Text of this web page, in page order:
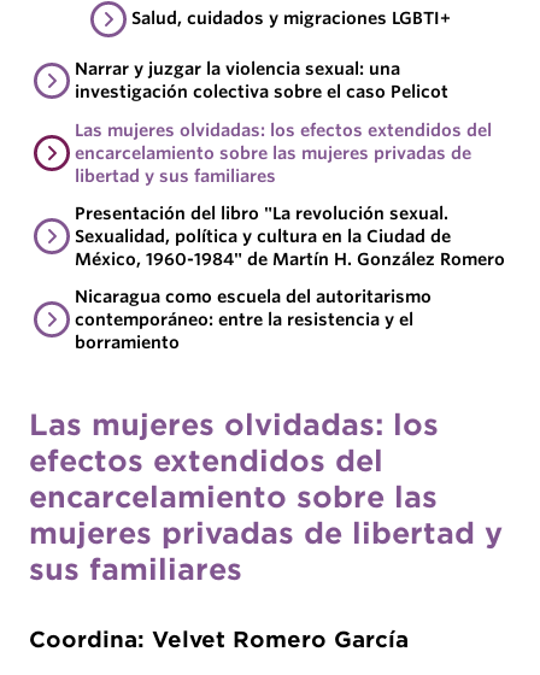
Salud, cuidados y migraciones LGBTI+
Narrar y juzgar la violencia sexual: una
investigación colectiva sobre el caso Pelicot
Las mujeres olvidadas: los efectos extendidos del
encarcelamiento sobre las mujeres privadas de
libertad y sus familiares
Presentación del libro "La revolución sexual.
Sexualidad, política y cultura en la Ciudad de
México, 1960-1984" de Martín H. González Romero
Nicaragua como escuela del autoritarismo
contemporáneo: entre la resistencia y el
borramiento
Las mujeres olvidadas: los
efectos extendidos del
encarcelamiento sobre las
mujeres privadas de libertad y
sus familiares
Coordina: Velvet Romero García